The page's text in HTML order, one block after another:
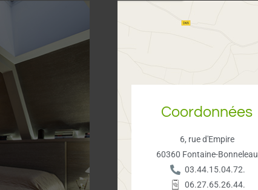
Coordonnées
6, rue d'Empire
60360 Fontaine-Bonneleau
03.44.15.04.72.
06.27.65.26.44.